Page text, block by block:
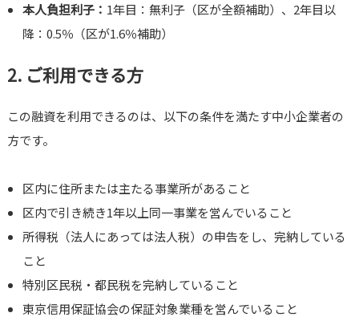
本人負担利子： 1年目：無利子（区が全額補助）、2年目以
降：0.5％（区が1.6％補助）
2. ご利用できる方
この融資を利用できるのは、以下の条件を満たす中小企業者の
方です。
区内に住所または主たる事業所があること
区内で引き続き1年以上同一事業を営んでいること
所得税（法人にあっては法人税）の申告をし、完納している
こと
特別区民税・都民税を完納していること
東京信用保証協会の保証対象業種を営んでいること